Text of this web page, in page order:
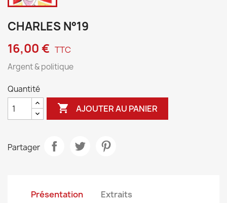
CHARLES N°19
16,00 € TTC
Argent & politique
Quantité
 AJOUTER AU PANIER
Partager
Présentation Extraits